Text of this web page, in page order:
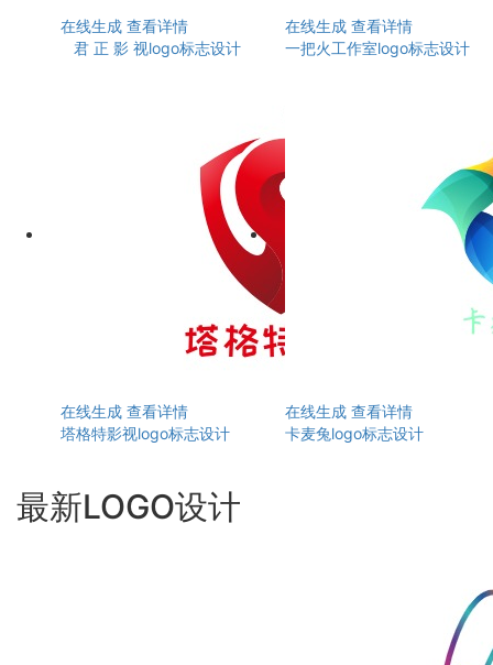
在线生成 查看详情
君 正 影 视logo标志设计
在线生成 查看详情
一把火工作室logo标志设计
在线生成 查看详情
塔格特影视logo标志设计
在线生成 查看详情
卡麦兔logo标志设计
最新LOGO设计